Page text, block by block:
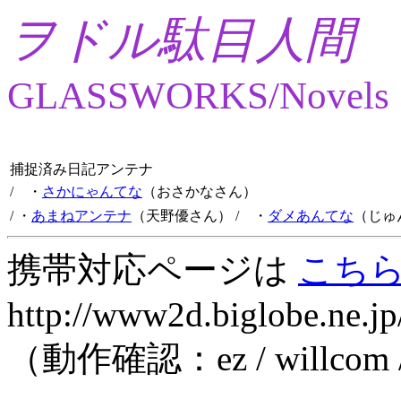
ヲドル駄目人間
GLASSWORKS/Novels
捕捉済み日記アンテナ
/ ・ さかにゃんてな （おさかなさん）
/ ・ あまねアンテナ （天野優さん） / ・ ダメあんてな （じ
携帯対応ページは こち
http://
（動作確認：ez /